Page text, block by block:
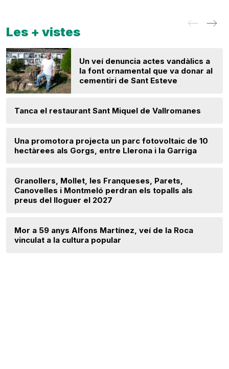
Les + vistes
Un veí denuncia actes vandàlics a
la font ornamental que va donar al
cementiri de Sant Esteve
Tanca el restaurant Sant Miquel de Vallromanes
Una promotora projecta un parc fotovoltaic de 10
hectàrees als Gorgs, entre Llerona i la Garriga
Granollers, Mollet, les Franqueses, Parets,
Canovelles i Montmeló perdran els topalls als
preus del lloguer el 2027
Mor a 59 anys Alfons Martínez, veí de la Roca
vinculat a la cultura popular